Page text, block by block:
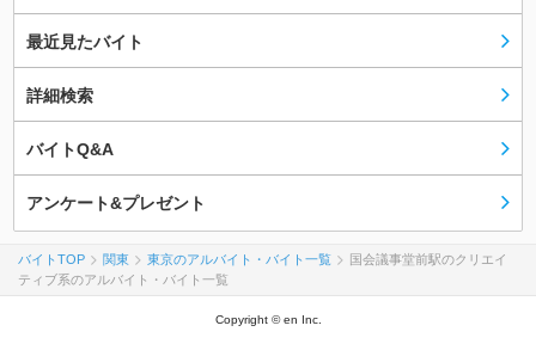
最近見たバイト
詳細検索
バイトQ&A
アンケート&プレゼント
バイトTOP 関東 東京のアルバイト・バイト一覧
国会議事堂前駅のクリエイ
ティブ系のアルバイト・バイト一覧
Copyright © en Inc.